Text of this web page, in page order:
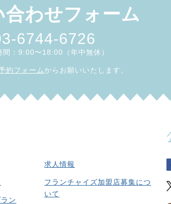
合わせフォーム
6744-6726
間：9:00〜18:00（年中無休）
約フォーム からお願いいたします。
ン
求人情報
フランチャイズ加盟店募集につ
いて